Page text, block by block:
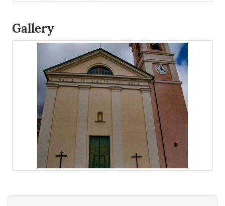
Gallery